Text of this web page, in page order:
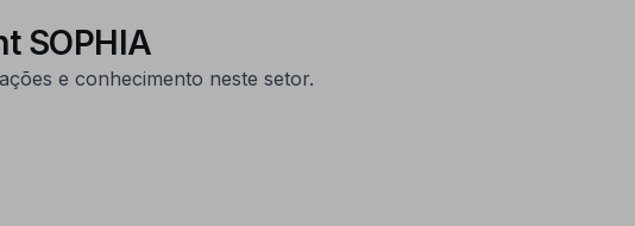
SOPHIA
e conhecimento neste setor.